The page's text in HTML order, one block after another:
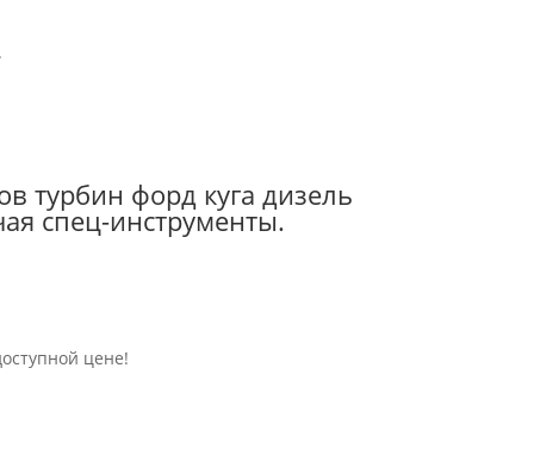
турбин форд куга дизель
спец-инструменты.
цене!